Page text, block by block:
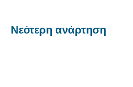
Νεότερη ανάρτηση